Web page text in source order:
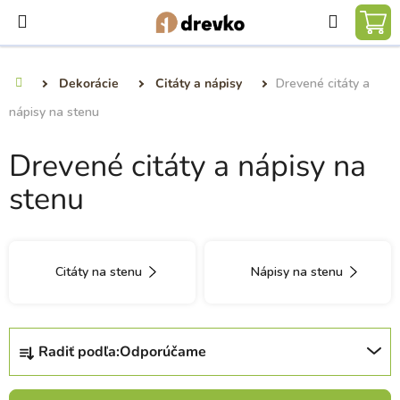
obsah
Hľadať
Dekorácie Citáty a nápisy
Drevené citáty a
nápisy na stenu
Drevené citáty a nápisy na
stenu
Citáty na stenu Nápisy na stenu
R
d
Radiť podľa:Odporúčame